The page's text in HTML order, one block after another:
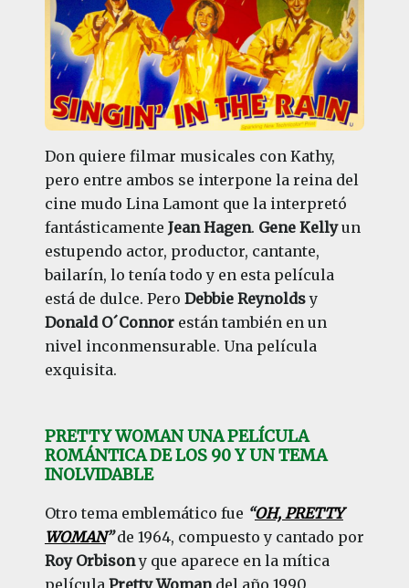
Don quiere filmar musicales con Kathy,
pero entre ambos se interpone la reina del
cine mudo Lina Lamont que la interpretó
fantásticamente Jean Hagen. Gene Kellyun
estupendo actor, productor, cantante,
bailarín, lo tenía todo y en esta película
está de dulce. Pero Debbie Reynoldsy
Donald O´Connorestán también en un
nivel inconmensurable. Una película
exquisita.
PRETTY WOMAN UNA PELÍCULA
ROMÁNTICA DE LOS 90 Y UN TEMA
INOLVIDABLE
Otro tema emblemático fue “OH, PRETTY
WOMAN” de 1964, compuesto y cantado por
Roy Orbisony que aparece en la mítica
película Pretty Womandel año 1990,